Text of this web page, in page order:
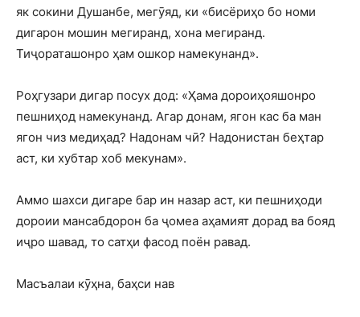
як сокини Душанбе, мегӯяд, ки «бисёриҳо бо номи
дигарон мошин мегиранд, хона мегиранд.
Тиҷораташонро ҳам ошкор намекунанд».
Роҳгузари дигар посух дод: «Ҳама дороиҳояшонро
пешниҳод намекунанд. Агар донам, ягон кас ба ман
ягон чиз медиҳад? Надонам чӣ? Надонистан беҳтар
аст, ки хубтар хоб мекунам».
Аммо шахси дигаре бар ин назар аст, ки пешниҳоди
дороии мансабдорон ба ҷомеа аҳамият дорад ва бояд
иҷро шавад, то сатҳи фасод поён равад.
Масъалаи кӯҳна, баҳси нав